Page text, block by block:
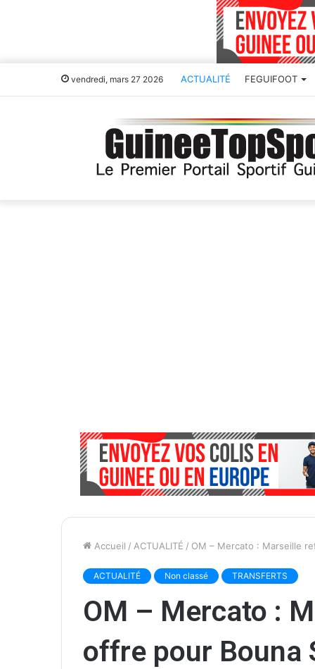
vendredi, mars 27 2026 ACTUALITÉ FEGUIFOOT
Accueil / ACTUALITÉ / OM – Mercato : Marseille
ACTUALITÉ Non classé TRANSFERTS
OM – Mercato :
offre pour Bouna